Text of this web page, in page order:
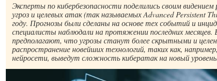
Эксперты по кибербезопасности поделились своим
угроз и целевых атак (так называемых Advanced Persistent
году. Прогнозы были сделаны на основе тех событий и
специалисты наблюдали на протяжении последних
предполагают, что угрозы станут более скрытными и
распространение новейших технологий, таких как,
нейросети, выведут сложность кибератак на новый